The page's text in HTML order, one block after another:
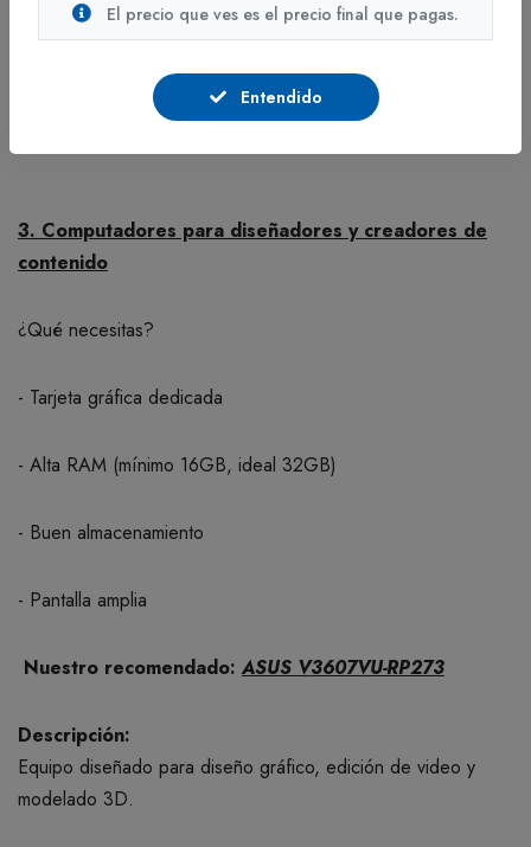
- Ideal para multitarea exigente
3. Computadores para diseñadores y creadores de
contenido
¿Qué necesitas?
- Tarjeta gráfica dedicada
- Alta RAM (mínimo 16GB, ideal 32GB)
- Buen almacenamiento
- Pantalla amplia
Nuestro recomendado: ASUS V3607VU-RP273
Descripción:
Equipo diseñado para diseño gráfico, edición de video y
modelado 3D.
El precio que ves es el precio final que pagas.
Entendido